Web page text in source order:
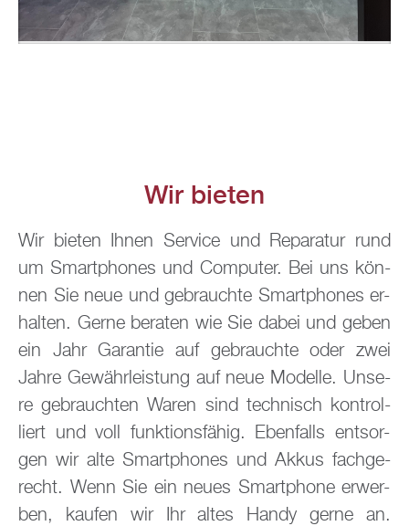
Wir bie­ten
Wir bie­ten Ihnen Ser­vice und Re­pa­ra­tur rund
um Smart­pho­nes und Com­pu­ter. Bei uns kön­
nen Sie neue und ge­brauch­te Smart­pho­nes er­
hal­ten. Gerne be­ra­ten wie Sie dabei und geben
ein Jahr Ga­ran­tie auf ge­brauch­te oder zwei
Jahre Ge­währ­leis­tung auf neue Mo­del­le. Un­se­
re ge­brauch­ten Waren sind tech­nisch kon­trol­
liert und voll funk­ti­ons­fä­hig. Eben­falls ent­sor­
gen wir alte Smart­pho­nes und Akkus fach­ge­
recht. Wenn Sie ein neues Smart­pho­ne er­wer­
ben, kau­fen wir Ihr altes Handy gerne an.